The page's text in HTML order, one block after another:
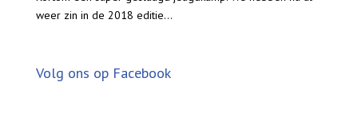
weer zin in de 2018 editie…
Volg ons op Facebook